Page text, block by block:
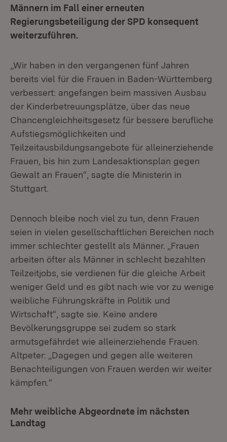
Männern im Fall einer erneuten
Regierungsbeteiligung der SPD konsequent
weiterzuführen.
„Wir haben in den vergangenen fünf Jahren
bereits viel für die Frauen in Baden-Württemberg
verbessert: angefangen beim massiven Ausbau
der Kinderbetreuungsplätze, über das neue
Chancengleichheitsgesetz für bessere berufliche
Aufstiegsmöglichkeiten und
Teilzeitausbildungsangebote für alleinerziehende
Frauen, bis hin zum Landesaktionsplan gegen
Gewalt an Frauen“, sagte die Ministerin in
Stuttgart.
Dennoch bleibe noch viel zu tun, denn Frauen
seien in vielen gesellschaftlichen Bereichen noch
immer schlechter gestellt als Männer. „Frauen
arbeiten öfter als Männer in schlecht bezahlten
Teilzeitjobs, sie verdienen für die gleiche Arbeit
weniger Geld und es gibt nach wie vor zu wenige
weibliche Führungskräfte in Politik und
Wirtschaft“, sagte sie. Keine andere
Bevölkerungsgruppe sei zudem so stark
armutsgefährdet wie alleinerziehende Frauen.
Altpeter: „Dagegen und gegen alle weiteren
Benachteiligungen von Frauen werden wir weiter
kämpfen.“
Mehr weibliche Abgeordnete im nächsten
Landtag